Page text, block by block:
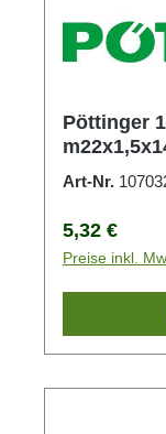
Pöttinger
Art-Nr.
Regulärer
5,32 €
Preise inkl.